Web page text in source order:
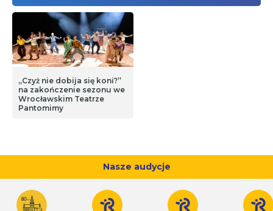
„Czyż nie dobija się koni?”
na zakończenie sezonu we
Wrocławskim Teatrze
Pantomimy
Nasze audycje